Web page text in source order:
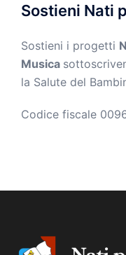
Sostieni Nati
Sostieni i progetti
Musica
la Salute del
Codice fiscale